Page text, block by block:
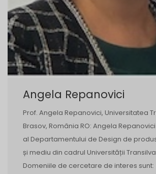
Angela Repanovici
Prof. Angela Repanovici, Universitatea
Brasov, România RO: Angela
al Departamentului de Design de
și mediu din cadrul Universității
Domeniile de cercetare de interes sunt: